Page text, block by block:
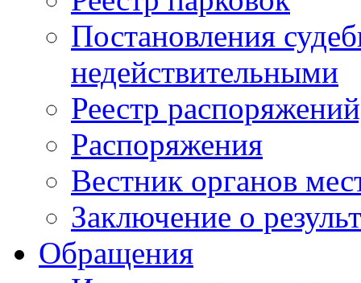
Постановления
недействительными
Реестр
Распоряжения
Вестник органов
Заключение о
Обращения